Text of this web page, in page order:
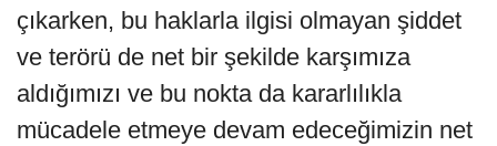
çıkarken, bu haklarla ilgisi olmayan şiddet
ve terörü de net bir şekilde karşımıza
aldığımızı ve bu nokta da kararlılıkla
mücadele etmeye devam edeceğimizin net